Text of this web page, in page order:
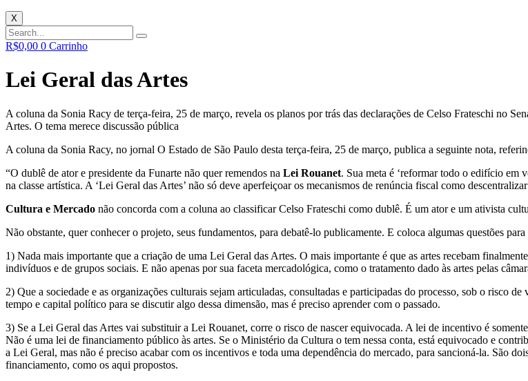
X
R$0,00 0 Carrinho
Lei Geral das Artes
A coluna da Sonia Racy de terça-feira, 25 de março, revela os planos por trás das declarações de Celso Frateschi no
Artes. O tema merece discussão pública
A coluna da Sonia Racy, no jornal O Estado de São Paulo desta terça-feira, 25 de março, publica a seguinte nota,
“O dublê de ator e presidente da Funarte não quer remendos na Lei Rouanet. Sua meta é ‘reformar todo o edifício em
na classe artística. A ‘Lei Geral das Artes’ não só deve aperfeiçoar os mecanismos de renúncia fiscal como
Cultura e Mercado não concorda com a coluna ao classificar Celso Frateschi como dublê. É um ator e um ativista
Não obstante, quer conhecer o projeto, seus fundamentos, para debatê-lo publicamente. E coloca algumas questões para
1) Nada mais importante que a criação de uma Lei Geral das Artes. O mais importante é que as artes recebam
indivíduos e de grupos sociais. E não apenas por sua faceta mercadológica, como o tratamento dado às artes pelas
2) Que a sociedade e as organizações culturais sejam articuladas, consultadas e participadas do processo, sob o risco
tempo e capital político para se discutir algo dessa dimensão, mas é preciso aprender com o passado.
3) Se a Lei Geral das Artes vai substituir a Lei Rouanet, corre o risco de nascer equivocada. A lei de incentivo é
Não é uma lei de financiamento público às artes. Se o Ministério da Cultura o tem nessa conta, está equivocado e
a Lei Geral, mas não é preciso acabar com os incentivos e toda uma dependência do mercado, para sancioná-la. São
financiamento, como os aqui propostos.